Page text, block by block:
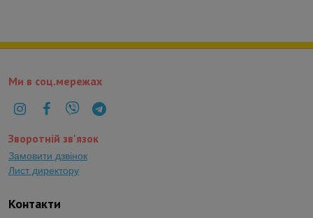
Контакти
Ми в соц.мережах
Зворотній зв'язок
Замовити дзвінок
Лист директору